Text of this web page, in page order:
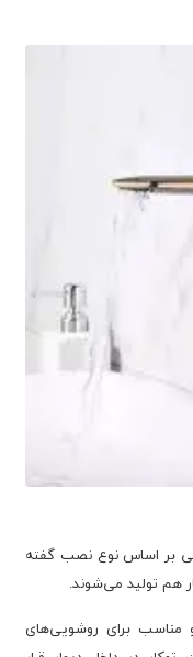
بر اساس نوع نصب گفته
هم تولید می‌شوند.
مناسب برای روشویی‌های